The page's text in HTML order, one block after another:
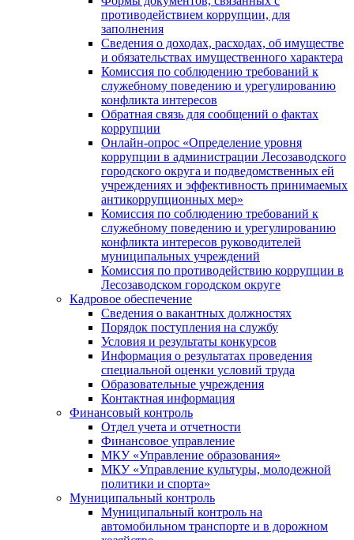
противодействием коррупции, для
заполнения
Сведения о доходах, расходах, об имуществе
и обязательствах имущественного характера
Комиссия по соблюдению требований к
служебному поведению и урегулированию
конфликта интересов
Обратная связь для сообщений о фактах
коррупции
Онлайн-опрос «Определение уровня
коррупции в администрации Лесозаводского
городского округа и подведомственных ей
учреждениях и эффективность принимаемых
антикоррупционных мер»
Комиссия по соблюдению требований к
служебному поведению и урегулированию
конфликта интересов руководителей
муниципальных учреждений
Комиссия по противодействию коррупции в
Лесозаводском городском округе
Кадровое обеспечение
Сведения о вакантных должностях
Порядок поступления на службу
Условия и результаты конкурсов
Информация о результатах проведения
специальной оценки условий труда
Образовательные учреждения
Контактная информация
Финансовый контроль
Отдел учета и отчетности
Финансовое управление
МКУ «Управление образования»
МКУ «Управление культуры, молодежной
политики и спорта»
Муниципальный контроль
Муниципальный контроль на
автомобильном транспорте и в дорожном